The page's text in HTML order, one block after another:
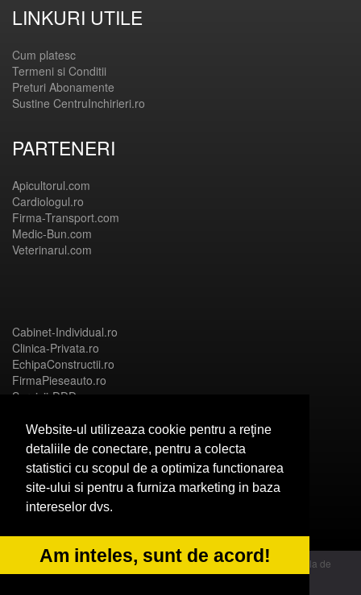
Website-ul utilizeaza cookie pentru a reţine
detaliile de conectare, pentru a colecta
statistici cu scopul de a optimiza functionarea
site-ului si pentru a furniza marketing in baza
intereselor dvs.
Am inteles, sunt de acord!
LINKURI UTILE
Cum platesc
Termeni si Conditii
Preturi Abonamente
Sustine CentruInchirieri.ro
PARTENERI
Apicultorul.com
Cardiologul.ro
Firma-Transport.com
Medic-Bun.com
Veterinarul.com
Cabinet-Individual.ro
Clinica-Privata.ro
EchipaConstructii.ro
FirmaPieseauto.ro
Servicii-DDD.com
Birouri-Cadastru.ro
CramaVinuri.ro
FirmaTractariAuto.ro
© 2014 Powered by OdinMedia | este inscrisa la Autoritatea Nationala de